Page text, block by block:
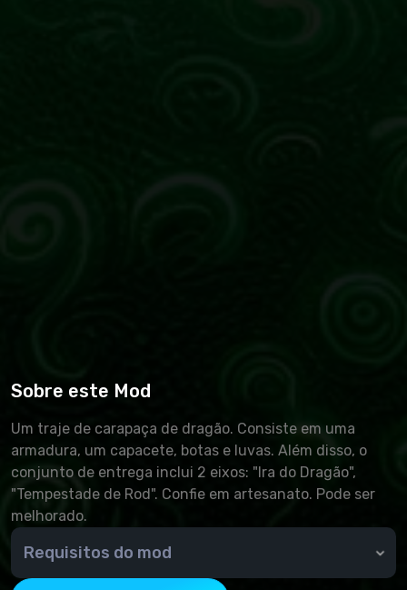
Sobre este Mod
Um traje de carapaça de dragão. Consiste em uma
armadura, um capacete, botas e luvas. Além disso, o
conjunto de entrega inclui 2 eixos: "Ira do Dragão",
"Tempestade de Rod". Confie em artesanato. Pode ser
melhorado.
Requisitos do mod
Requisitos: HDT-SMP